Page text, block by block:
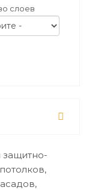
слоев
защитно-